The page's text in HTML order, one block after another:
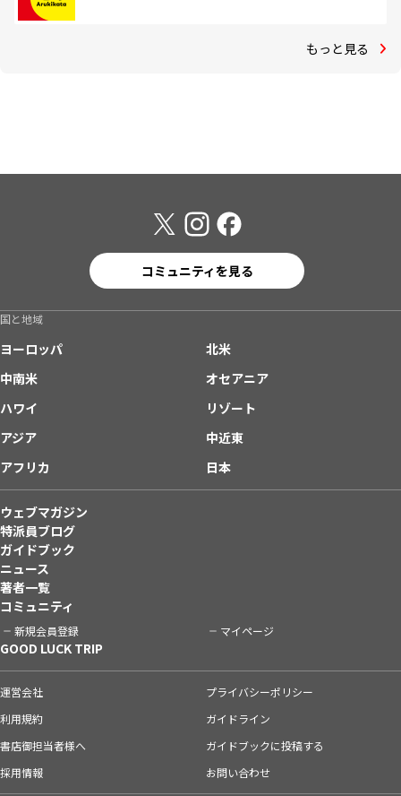
もっと見る
コミュニティを見る
国と地域
ヨーロッパ
北米
中南米
オセアニア
ハワイ
リゾート
アジア
中近東
アフリカ
日本
ウェブマガジン
特派員ブログ
ガイドブック
ニュース
著者一覧
コミュニティ
新規会員登録 マイページ
GOOD LUCK TRIP
運営会社
プライバシーポリシー
利用規約
ガイドライン
書店御担当者様へ
ガイドブックに投稿する
採用情報
お問い合わせ